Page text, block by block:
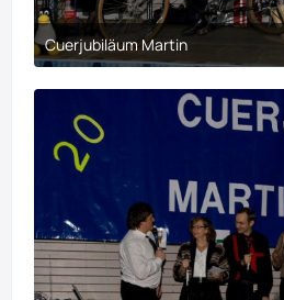
Cuerjubiläum Martin
30. März 2017 um 21:10